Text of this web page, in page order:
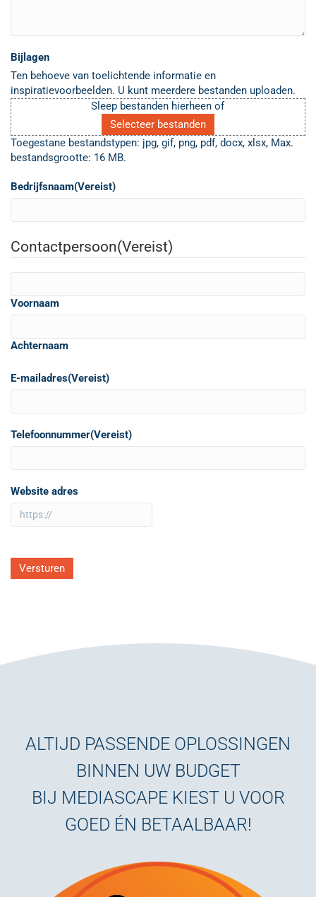
Bijlagen
Ten behoeve van toelichtende informatie en
inspiratievoorbeelden. U kunt meerdere bestanden uploaden.
Sleep bestanden hierheen of
Selecteer bestanden
Toegestane bestandstypen: jpg, gif, png, pdf, docx, xlsx, Max.
bestandsgrootte: 16 MB.
Bedrijfsnaam(Vereist)
Contactpersoon(Vereist)
Voornaam
Achternaam
E-mailadres(Vereist)
Telefoonnummer(Vereist)
Website adres
Versturen
ALTIJD PASSENDE OPLOSSINGEN
BINNEN UW BUDGET
BIJ MEDIASCAPE KIEST U VOOR
GOED ÉN BETAALBAAR!